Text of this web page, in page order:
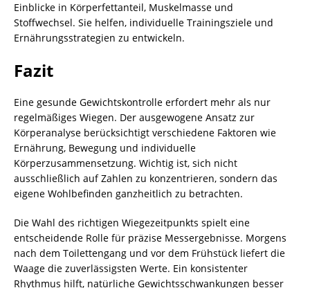
Einblicke in Körperfettanteil, Muskelmasse und
Stoffwechsel. Sie helfen, individuelle Trainingsziele und
Ernährungsstrategien zu entwickeln.
Fazit
Eine gesunde Gewichtskontrolle erfordert mehr als nur
regelmäßiges Wiegen. Der ausgewogene Ansatz zur
Körperanalyse berücksichtigt verschiedene Faktoren wie
Ernährung, Bewegung und individuelle
Körperzusammensetzung. Wichtig ist, sich nicht
ausschließlich auf Zahlen zu konzentrieren, sondern das
eigene Wohlbefinden ganzheitlich zu betrachten.
Die Wahl des richtigen Wiegezeitpunkts spielt eine
entscheidende Rolle für präzise Messergebnisse. Morgens
nach dem Toilettengang und vor dem Frühstück liefert die
Waage die zuverlässigsten Werte. Ein konsistenter
Rhythmus hilft, natürliche Gewichtsschwankungen besser